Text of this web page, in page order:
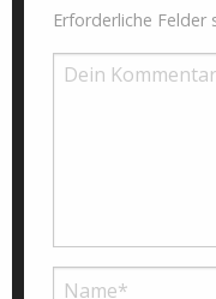
Erforderliche Felder